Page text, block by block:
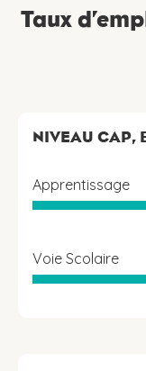
Taux
NIVEAU CAP,
Apprentissage
Voie Scolaire